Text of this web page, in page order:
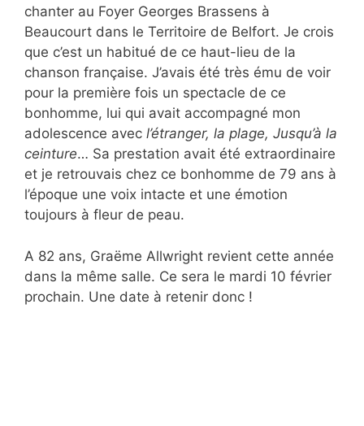
chanter au Foyer Georges Brassens à
Beaucourt dans le Territoire de Belfort. Je crois
que c’est un habitué de ce haut-lieu de la
chanson française. J’avais été très ému de voir
pour la première fois un spectacle de ce
bonhomme, lui qui avait accompagné mon
adolescence avec l’étranger, la plage, Jusqu’à la
ceinture… Sa prestation avait été extraordinaire
et je retrouvais chez ce bonhomme de 79 ans à
l’époque une voix intacte et une émotion
toujours à fleur de peau.
A 82 ans, Graëme Allwright revient cette année
dans la même salle. Ce sera le mardi 10 février
prochain. Une date à retenir donc !